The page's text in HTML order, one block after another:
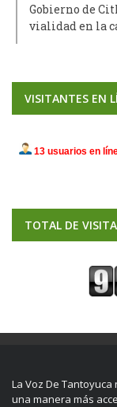
Gobierno de
vialidad en la
VISITANTES EN
TOTAL DE
La Voz De
una manera más